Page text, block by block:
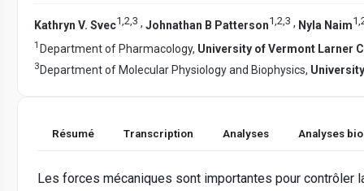
Kathryn V. Svec1,2,3 , Johnathan B Patterson1,2,3 , Nyla Naim1,
1 Department of Pharmacology, University of Vermont Larner
3 Department of Molecular Physiology and Biophysics,
Résumé Transcription Analyses Analyses
Les forces mécaniques sont importantes pour contrôler